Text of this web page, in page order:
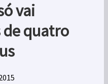
vai
quatro